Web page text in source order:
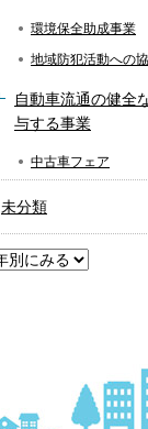
環境保全助成事業
地域防犯活動への
自動車流通の健全
与する事業
中古車フェア
未分類